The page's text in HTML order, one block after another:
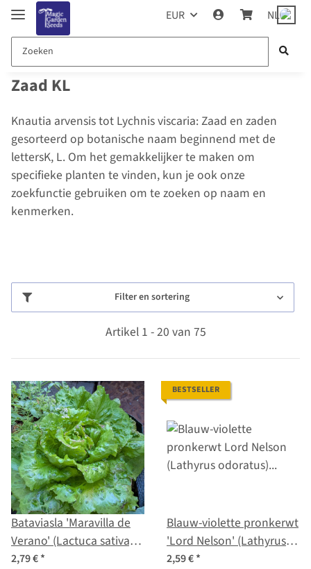
EUR NL
Zaad KL
Knautia arvensis tot Lychnis viscaria: Zaad en zaden
gesorteerd op botanische naam beginnend met de
lettersK, L. Om het gemakkelijker te maken om
specifieke planten te vinden, kun je ook onze
zoekfunctie gebruiken om te zoeken op naam en
kenmerken.
Filter en sortering
Artikel 1 - 20 van 75
Bataviasla 'Maravilla de
Verano' (Lactuca sativa)
zaden
2,79 €*
BESTSELLER
Blauw-violette pronkerwt
'Lord Nelson' (Lathyrus
odoratus) zaden
2,59 €*